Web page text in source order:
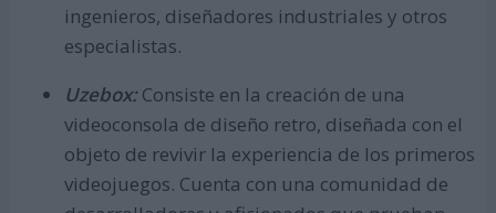
ingenieros, diseñadores industriales y otros
especialistas.
Uzebox:Consiste en la creación de una
videoconsola de diseño retro, diseñada con el
objeto de revivir la experiencia de los primeros
videojuegos. Cuenta con una comunidad de